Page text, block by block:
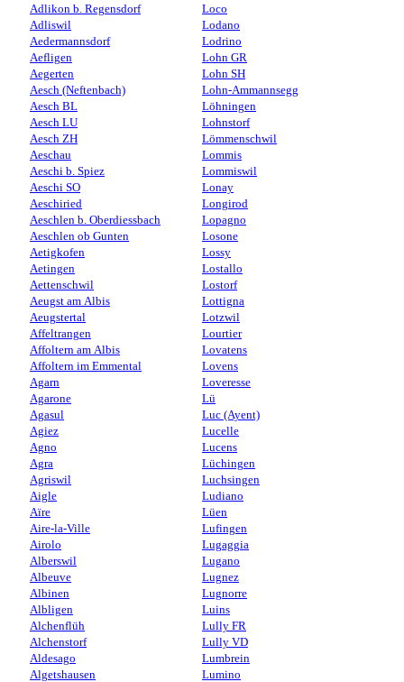
Adlikon b. Regensdorf
Adliswil
Aedermannsdorf
Aefligen
Aegerten
Aesch (Neftenbach)
Aesch BL
Aesch LU
Aesch ZH
Aeschau
Aeschi b. Spiez
Aeschi SO
Aeschiried
Aeschlen b. Oberdiessbach
Aeschlen ob Gunten
Aetigkofen
Aetingen
Aettenschwil
Aeugst am Albis
Aeugstertal
Affeltrangen
Affoltern am Albis
Affoltern im Emmental
Agarn
Agarone
Agasul
Agiez
Agno
Agra
Agriswil
Aigle
Aïre
Aire-la-Ville
Airolo
Alberswil
Albeuve
Albinen
Albligen
Alchenflüh
Alchenstorf
Aldesago
Algetshausen
Loco
Lodano
Lodrino
Lohn GR
Lohn SH
Lohn-Ammannsegg
Löhningen
Lohnstorf
Lömmenschwil
Lommis
Lommiswil
Lonay
Longirod
Lopagno
Losone
Lossy
Lostallo
Lostorf
Lottigna
Lotzwil
Lourtier
Lovatens
Lovens
Loveresse
Lü
Luc (Ayent)
Lucelle
Lucens
Lüchingen
Luchsingen
Ludiano
Lüen
Lufingen
Lugaggia
Lugano
Lugnez
Lugnorre
Luins
Lully FR
Lully VD
Lumbrein
Lumino